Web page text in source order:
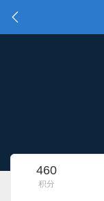
460
积分